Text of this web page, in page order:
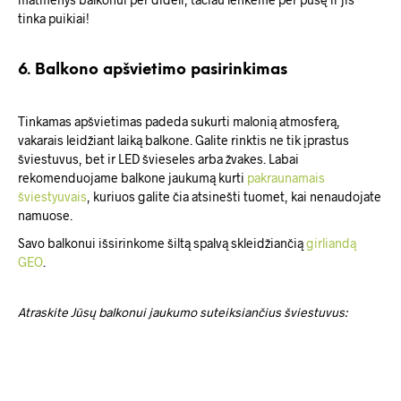
tinka puikiai!
6. Balkono apšvietimo pasirinkimas
Tinkamas apšvietimas padeda sukurti malonią atmosferą,
vakarais leidžiant laiką balkone. Galite rinktis ne tik įprastus
šviestuvus, bet ir LED švieseles arba žvakes. Labai
rekomenduojame balkone jaukumą kurti pakraunamais
šviestyuvais, kuriuos galite čia atsinešti tuomet, kai nenaudojate
namuose.
Savo balkonui išsirinkome šiltą spalvą skleidžiančiągirliandą
GEO.
Atraskite Jūsų balkonui jaukumo suteiksiančius šviestuvus: